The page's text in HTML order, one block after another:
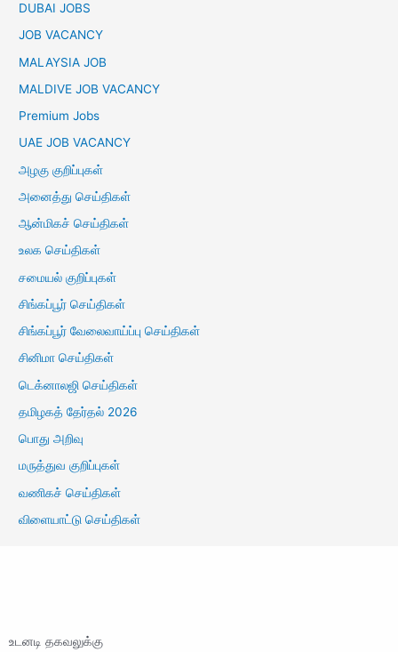
DUBAI JOBS
JOB VACANCY
MALAYSIA JOB
MALDIVE JOB VACANCY
Premium Jobs
UAE JOB VACANCY
அழகு குறிப்புகள்
அனைத்து செய்திகள்
ஆன்மிகச் செய்திகள்
உலக செய்திகள்
சமையல் குறிப்புகள்
சிங்கப்பூர் செய்திகள்
சிங்கப்பூர் வேலைவாய்ப்பு செய்திகள்
சினிமா செய்திகள்
டெக்னாலஜி செய்திகள்
தமிழகத் தேர்தல் 2026
பொது அறிவு
மருத்துவ குறிப்புகள்
வணிகச் செய்திகள்
விளையாட்டு செய்திகள்
உடனடி தகவலுக்கு